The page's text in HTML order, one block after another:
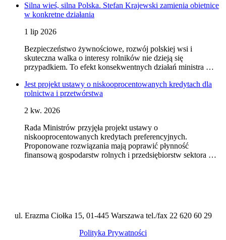
Silna wieś, silna Polska. Stefan Krajewski zamienia obietnice
w konkretne działania
1 lip 2026
Bezpieczeństwo żywnościowe, rozwój polskiej wsi i
skuteczna walka o interesy rolników nie dzieją się
przypadkiem. To efekt konsekwentnych działań ministra …
Jest projekt ustawy o niskooprocentowanych kredytach dla
rolnictwa i przetwórstwa
2 kw. 2026
Rada Ministrów przyjęła projekt ustawy o
niskooprocentowanych kredytach preferencyjnych.
Proponowane rozwiązania mają poprawić płynność
finansową gospodarstw rolnych i przedsiębiorstw sektora …
ul. Erazma Ciołka 15, 01-445 Warszawa tel./fax 22 620 60 29
Polityka Prywatności